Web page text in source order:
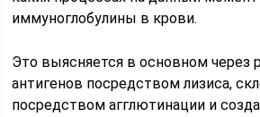
иммуноглобулины в крови.
Это выясняется в основном через
антигенов посредством лизиса,
посредством агглютинации и